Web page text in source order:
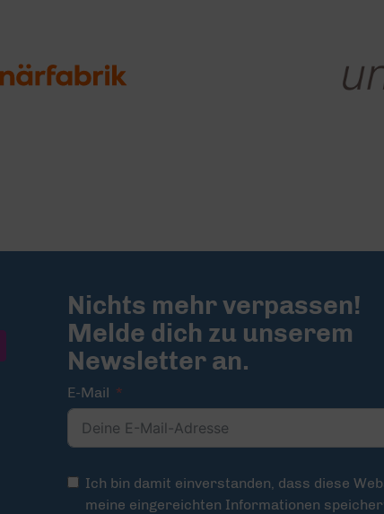
Nichts mehr verpassen!
Melde dich zu unserem
Newsletter an.
E-Mail
Ich bin damit einverstanden, dass diese
meine eingereichten Informationen